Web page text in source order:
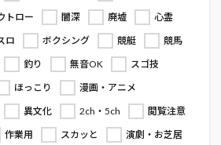
トロー 闇深 廃墟
心霊
ロ ボクシング 競艇
競馬
釣り 無音OK
スゴ技
ほっこり
漫画・アニメ
異文化 2ch・5ch
閲覧注意
作業用 スカッと
演劇・お芝居